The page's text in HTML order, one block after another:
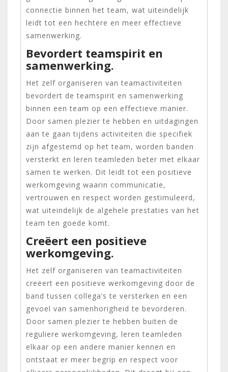
connectie binnen het team, wat uiteindelijk
leidt tot een hechtere en meer effectieve
samenwerking.
Bevordert teamspirit en
samenwerking.
Het zelf organiseren van teamactiviteiten
bevordert de teamspirit en samenwerking
binnen een team op een effectieve manier.
Door samen plezier te hebben en uitdagingen
aan te gaan tijdens activiteiten die specifiek
zijn afgestemd op het team, worden banden
versterkt en leren teamleden beter met elkaar
samen te werken. Dit leidt tot een positieve
werkomgeving waarin communicatie,
vertrouwen en respect worden gestimuleerd,
wat uiteindelijk de algehele prestaties van het
team ten goede komt.
Creëert een positieve
werkomgeving.
Het zelf organiseren van teamactiviteiten
creëert een positieve werkomgeving door de
band tussen collega’s te versterken en een
gevoel van samenhorigheid te bevorderen.
Door samen plezier te hebben buiten de
reguliere werkomgeving, leren teamleden
elkaar op een andere manier kennen en
ontstaat er meer begrip en respect voor